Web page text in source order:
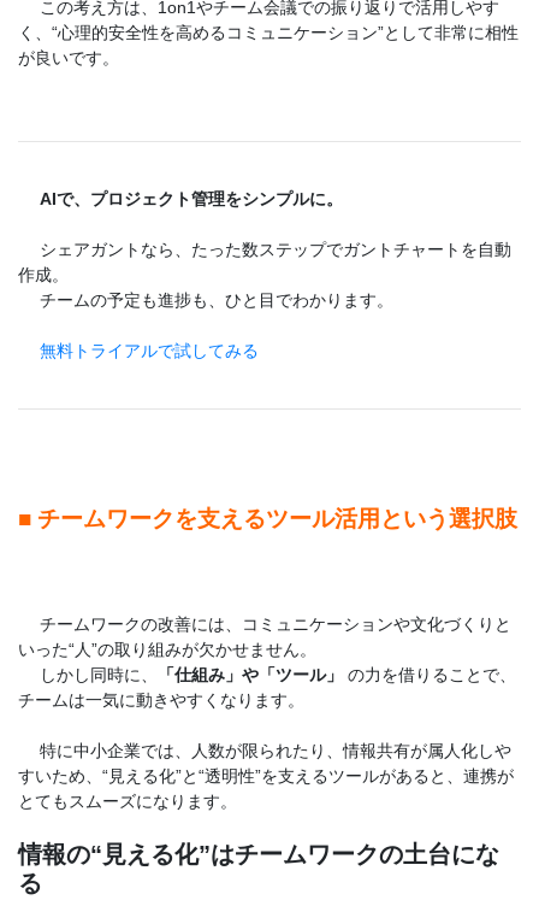
この考え方は、1on1やチーム会議での振り返りで活用しやす
く、“心理的安全性を高めるコミュニケーション”として非常に相性
が良いです。
AIで、プロジェクト管理をシンプルに。
シェアガントなら、たった数ステップでガントチャートを自動
作成。
チームの予定も進捗も、ひと目でわかります。
無料トライアルで試してみる
■ チームワークを支えるツール活用という選択肢
チームワークの改善には、コミュニケーションや文化づくりと
いった“人”の取り組みが欠かせません。
しかし同時に、
「仕組み」や「ツール」
の力を借りることで、
チームは一気に動きやすくなります。
特に中小企業では、人数が限られたり、情報共有が属人化しや
すいため、“見える化”と“透明性”を支えるツールがあると、連携が
とてもスムーズになります。
情報の“見える化”はチームワークの土台にな
る